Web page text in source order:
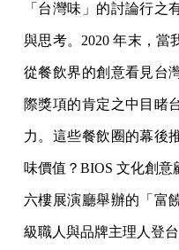
「台灣味」的討論行之
與思考。2020 年末，當
從餐飲界的創意看見台
際獎項的肯定之中目睹
力。這些餐飲圈的幕後
味價值？BIOS 文化創意
六樓展演廳舉辦的「富
級職人與品牌主理人登台